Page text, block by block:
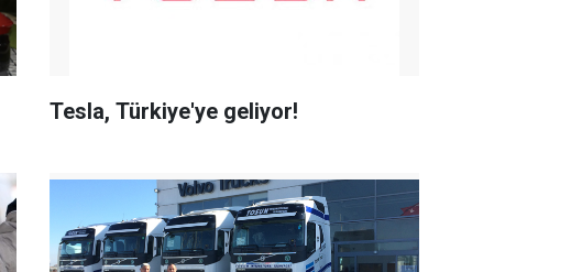
Tesla, Türkiye'ye geliyor!